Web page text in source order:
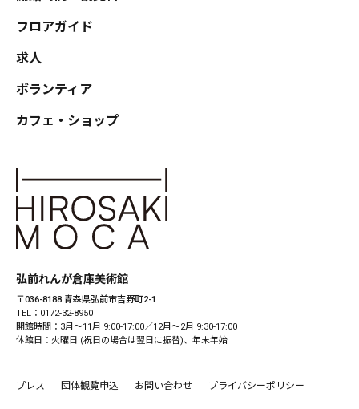
フロアガイド
求人
ボランティア
カフェ・ショップ
弘前れんが倉庫美術館
〒036-8188 青森県弘前市吉野町2-1
TEL：0172-32-8950
開館時間：3月〜11月 9:00-17:00／12月〜2月 9:30-17:00
休館日：火曜日 (祝日の場合は翌日に振替)、年末年始
プレス 団体観覧申込 お問い合わせ プライバシーポリシー